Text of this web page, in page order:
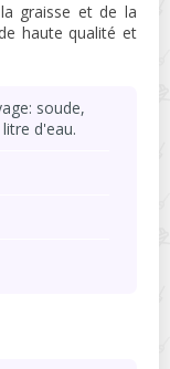
graisse et de la
haute qualité et
soude,
d'eau.